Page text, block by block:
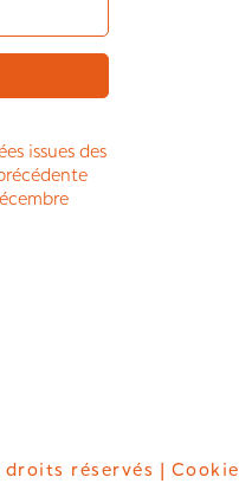
issues des
réservés |